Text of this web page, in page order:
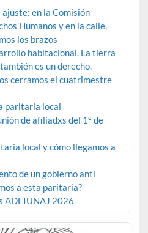
en la Comisión
Humanos y en la calle,
los brazos
habitacional. La tierra
es un derecho.
cerramos el cuatrimestre
paritaria local
de afiliadxs del 1º de
local y cómo llegamos a
de un gobierno anti
a esta paritaria?
ADEIUNAJ 2026